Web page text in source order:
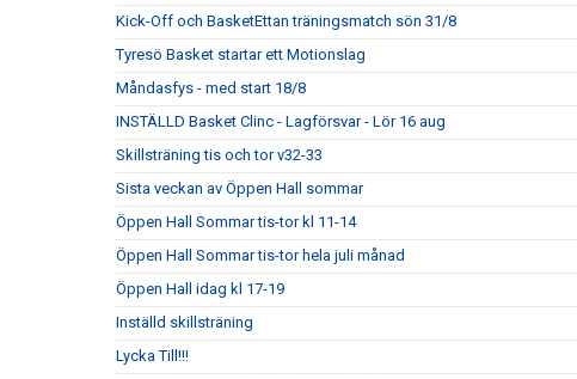
Kick-Off och BasketEttan träningsmatch sön 31/8
Tyresö Basket startar ett Motionslag
Måndasfys - med start 18/8
INSTÄLLD Basket Clinc - Lagförsvar - Lör 16 aug
Skillsträning tis och tor v32-33
Sista veckan av Öppen Hall sommar
Öppen Hall Sommar tis-tor kl 11-14
Öppen Hall Sommar tis-tor hela juli månad
Öppen Hall idag kl 17-19
Inställd skillsträning
Lycka Till!!!